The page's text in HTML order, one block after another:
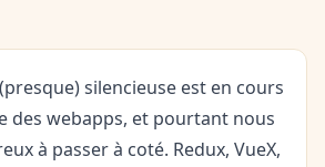
silencieuse est en cours
des webapps, et pourtant nous
à passer à coté. Redux, VueX,